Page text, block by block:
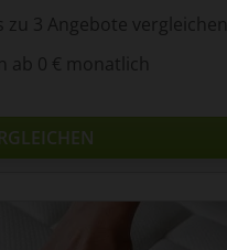
zu 3 Angebote vergleichen
ab 0 € monatlich